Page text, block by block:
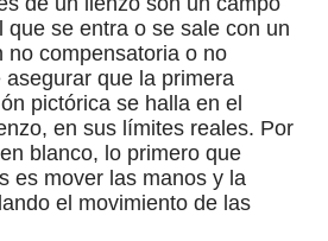
que se entra o se sale con un
no compensatoria o no
que la primera
pictórica se halla en el
en sus límites reales. Por
blanco, lo primero que
es mover las manos y la
el movimiento de las